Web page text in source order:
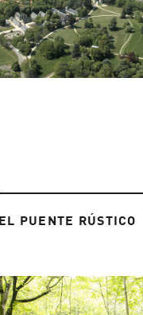
EL PUENTE RÚSTICO